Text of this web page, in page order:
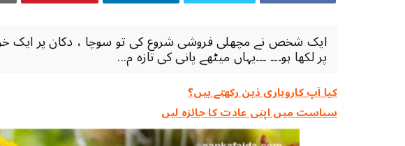
ایک شخص نے مچھلی فروشی شروع کی تو سوچا ، دکان پر ایک
پر لکھا ہو۔۔۔ ۔۔۔یہاں میٹھے پانی کی تازہ م...
کیا آپ کاروباری ذہن رکھتے ہیں؟
سیاست میں اپنی عادت کا جائزہ لیں